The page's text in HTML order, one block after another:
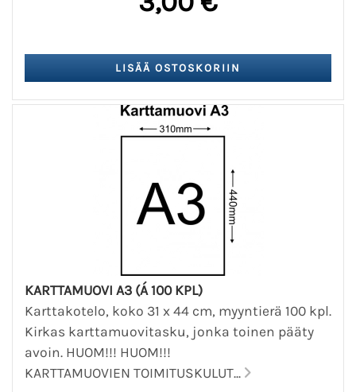
KARTTAMUOVI A3 (Á 100 KPL)
Karttakotelo, koko 31 x 44 cm, myyntierä 100 kpl.
Kirkas karttamuovitasku, jonka toinen pääty
avoin. HUOM!!! HUOM!!!
KARTTAMUOVIEN TOIMITUSKULUT...